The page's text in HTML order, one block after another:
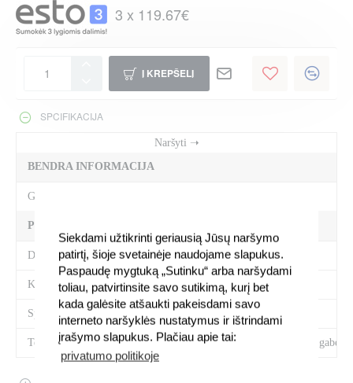
Siekdami užtikrinti geriausią Jūsų naršymo
patirtį, šioje svetainėje naudojame slapukus.
Paspaudę mygtuką „Sutinku“ arba naršydami
toliau, patvirtinsite savo sutikimą, kurį bet
kada galėsite atšaukti pakeisdami savo
interneto naršyklės nustatymus ir ištrindami
įrašymo slapukus. Plačiau apie tai:
privatumo politikoje
3 x 119.67€
Į KREPŠELĮ
SPCIFIKACIJA
BENDRA INFORMACIJA
Gamintojas
PREKĖS SAVYBĖS
Dviračių skaičius 2
Kategorija Laikikliai ant kablio
Spalva Anglies
Techninės savybės Skirtas 2-jų dviračių